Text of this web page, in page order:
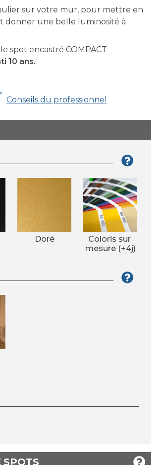
sur votre mur, pour mettre en
donner une belle luminosité à
spot encastré COMPACT
10 ans.
Conseils du professionnel
Doré
Coloris sur
mesure (+4j)
SPOTS